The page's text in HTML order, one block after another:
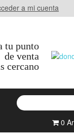
a mi cuenta
tu punto
de venta
cercano
0